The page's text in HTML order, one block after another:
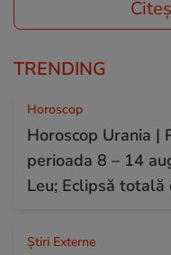
TRENDING
Horoscop
Horoscop Urania |
perioada 8 – 14
Leu; Eclipsă totală
Știri Externe